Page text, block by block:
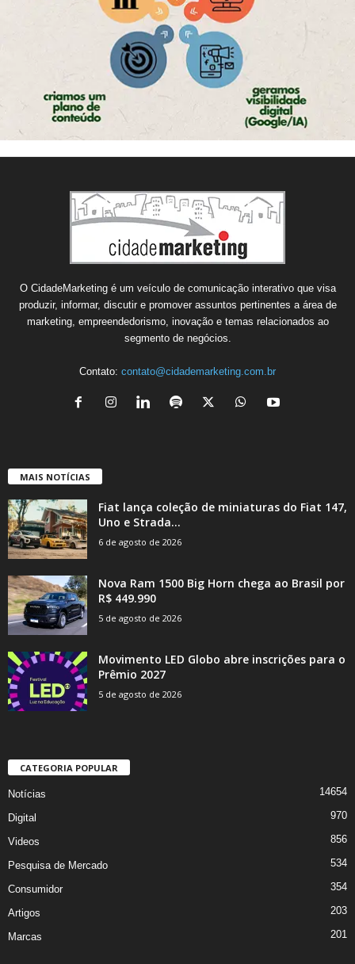
O CidadeMarketing é um veículo de comunicação interativo que visa
produzir, informar, discutir e promover assuntos pertinentes a área de
marketing, empreendedorismo, inovação e temas relacionados ao
segmento de negócios.
Contato: contato@cidademarketing.com.br
MAIS NOTÍCIAS
Fiat lança coleção de miniaturas do Fiat 147,
Uno e Strada...
6 de agosto de 2026
Nova Ram 1500 Big Horn chega ao Brasil por
R$ 449.990
5 de agosto de 2026
Movimento LED Globo abre inscrições para o
Prêmio 2027
5 de agosto de 2026
CATEGORIA POPULAR
Notícias 14654
Digital 970
Videos 856
Pesquisa de Mercado 534
Consumidor 354
Artigos 203
Marcas 201